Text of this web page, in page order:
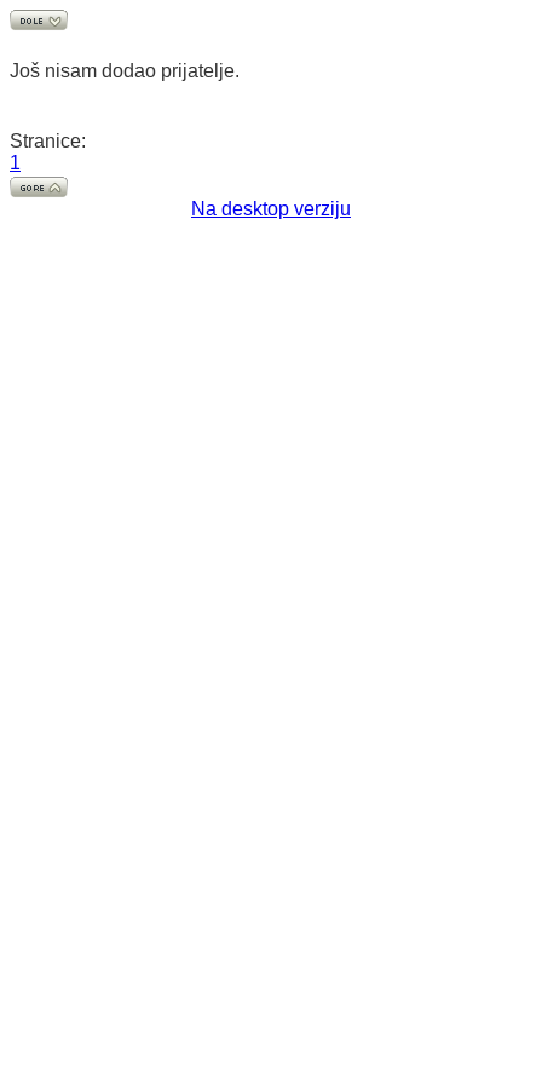
Još nisam dodao prijatelje.
Stranice:
1
Na desktop verziju